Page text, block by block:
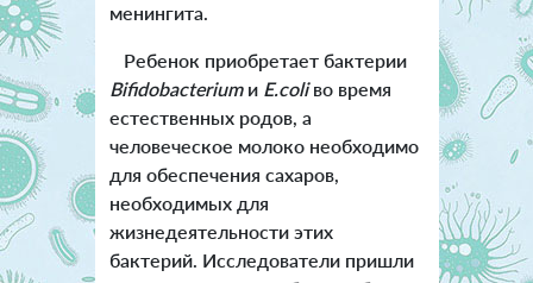
менингита.
Ребенок приобретает бактерии
Bifidobacteriumи E.coliво время
естественных родов, а
человеческое молоко необходимо
для обеспечения сахаров,
необходимых для
жизнедеятельности этих
бактерий. Исследователи пришли